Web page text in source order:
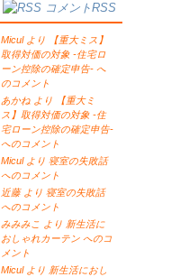
コメントRSS
Micul より 【重大ミス】
取得対価の対象 -住宅ロ
ーン控除の確定申告- へ
のコメント
あかね より 【重大ミ
ス】取得対価の対象 -住
宅ローン控除の確定申告-
へのコメント
Micul より 寝室の失敗話
へのコメント
近藤 より 寝室の失敗話
へのコメント
みみみこ より 新生活に
おしゃれカーテン へのコ
メント
Micul より 新生活におし